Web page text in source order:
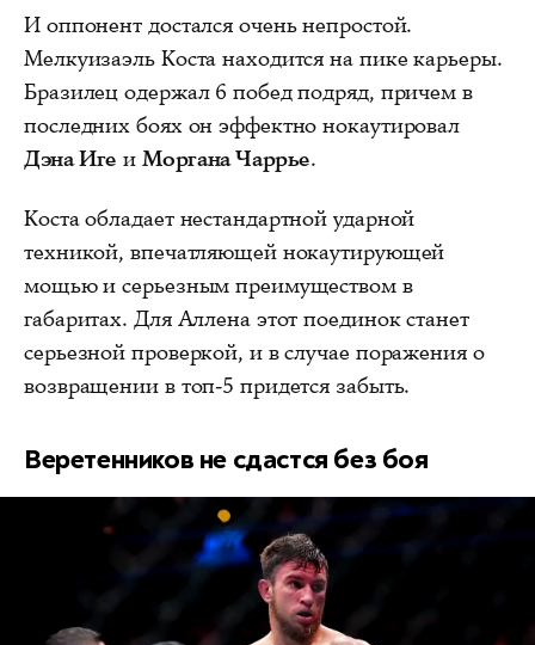
И оппонент достался очень непростой.
Мелкуизаэль Коста находится на пике карьеры.
Бразилец одержал 6 побед подряд, причем в
последних боях он эффектно нокаутировал
Дэна Иге и Моргана Чаррье.
Коста обладает нестандартной ударной
техникой, впечатляющей нокаутирующей
мощью и серьезным преимуществом в
габаритах. Для Аллена этот поединок станет
серьезной проверкой, и в случае поражения о
возвращении в топ-5 придется забыть.
Веретенников не сдастся без боя